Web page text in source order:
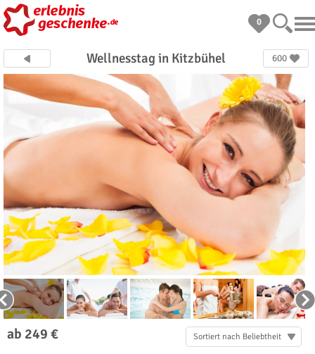
0
Wellnesstag in Kitzbühel 600
ab 249 € Sortiert nach Beliebtheit